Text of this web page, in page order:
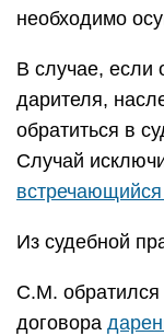
необходимо
В случае, если
дарителя,
обратиться в
Случай
встречающийся
Из судебной
С.М. обратился
договора